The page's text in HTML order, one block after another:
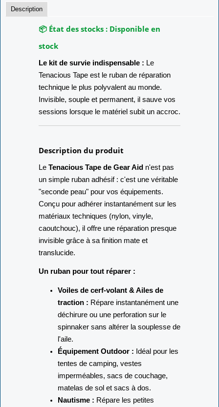
Description
📦 État des stocks : Disponible en
stock
Le kit de survie indispensable : Le
Tenacious Tape est le ruban de réparation
technique le plus polyvalent au monde.
Invisible, souple et permanent, il sauve vos
sessions lorsque le matériel subit un accroc.
Description du produit
Le Tenacious Tape de Gear Aid n'est pas
un simple ruban adhésif : c'est une véritable
"seconde peau" pour vos équipements.
Conçu pour adhérer instantanément sur les
matériaux techniques (nylon, vinyle,
caoutchouc), il offre une réparation presque
invisible grâce à sa finition mate et
translucide.
Un ruban pour tout réparer :
Voiles de cerf-volant & Ailes de
traction : Répare instantanément une
déchirure ou une perforation sur le
spinnaker sans altérer la souplesse de
l'aile.
Équipement Outdoor : Idéal pour les
tentes de camping, vestes
imperméables, sacs de couchage,
matelas de sol et sacs à dos.
Nautisme : Répare les petites